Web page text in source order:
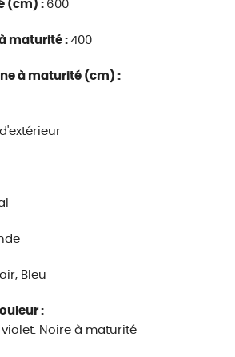
(cm) : 600
maturité : 400
à maturité (cm) :
Bleu
:
Noire à maturité